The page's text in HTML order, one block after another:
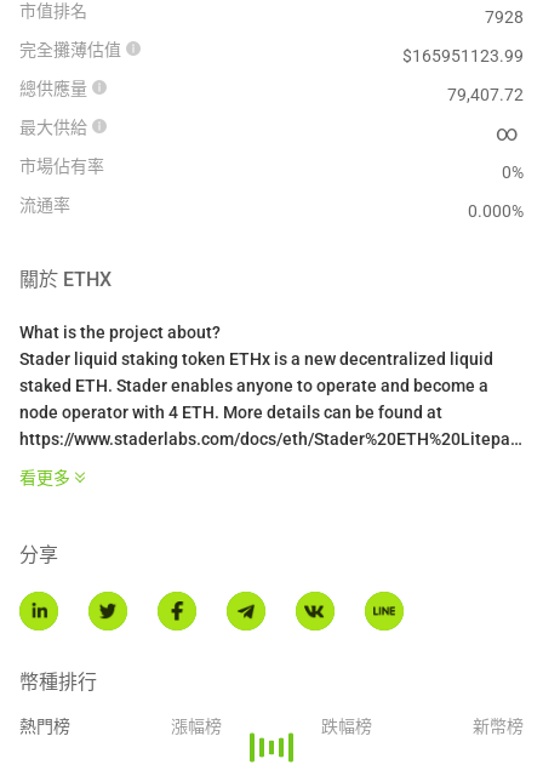
市值排名
7928
完全攤薄估值
$165951123.99
總供應量
79,407.72
最大供給
∞
市場佔有率
0%
流通率
0.000%
關於 ETHX
What is the project about?
Stader liquid staking token ETHx is a new decentralized liquid
staked ETH. Stader enables anyone to operate and become a
node operator with 4 ETH. More details can be found at
https://www.staderlabs.com/docs/eth/
We are a multi-chain liquid staking protocol with ~$100M in
Stader started as a staking protocol on Terra 1.0, attaining a $1B
across the world and operates as a DAO.
看更多
分享
幣種排行
熱門榜 漲幅榜 跌幅榜 新幣榜